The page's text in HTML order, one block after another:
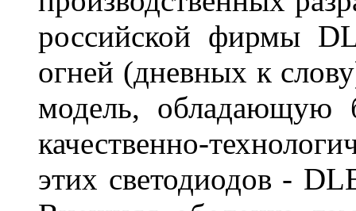
российской фирмы
огней (дневных к
модель,
качественно-
этих светодиодов -